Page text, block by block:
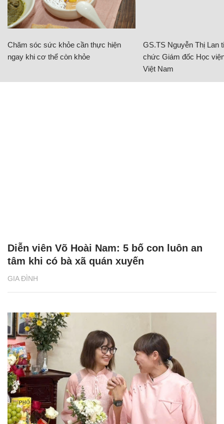
Chăm sóc sức khỏe cần thực hiện
ngay khi cơ thể còn khỏe
GS.TS Nguyễn Thị Lan
chức Giám đốc Học
Việt Nam
GIA ĐÌNH
Diễn viên Võ Hoài Nam: 5 bố con luôn an
tâm khi có bà xã quán xuyến